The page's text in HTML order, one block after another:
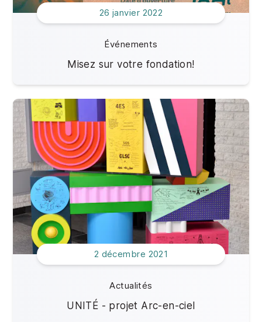
26 janvier 2022
Événements
Misez sur votre fondation!
2 décembre 2021
Actualités
UNITÉ - projet Arc-en-ciel